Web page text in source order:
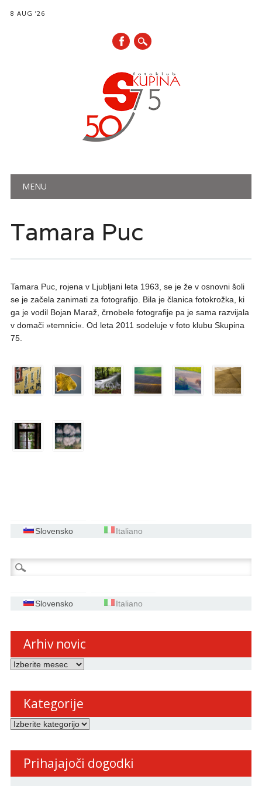
8 AUG ’26
Main menu
MENU
Tamara Puc
Tamara Puc, rojena v Ljubljani leta 1963, se je že v osnovni šoli
se je začela zanimati za fotografijo. Bila je članica fotokrožka, ki
ga je vodil Bojan Maraž, črnobele fotografije pa je sama razvijala
v domači »temnici«. Od leta 2011 sodeluje v foto klubu Skupina
75.
Slovensko Italiano
Išči:
Slovensko Italiano
Arhiv novic
Arhiv
Kategorije
Kategorije
Prihajajoči dogodki